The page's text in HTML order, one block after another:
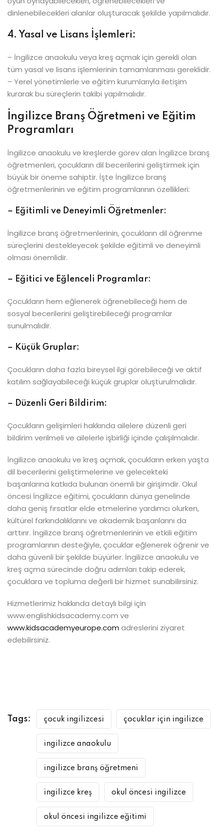
dinlenebilecekleri alanlar oluşturacak şekilde yapılmalıdır.
4. Yasal ve Lisans İşlemleri:
– İngilizce anaokulu veya kreş açmak için gerekli olan
tüm yasal ve lisans işlemlerinin tamamlanması gereklidir.
– Yerel yönetimlerle ve eğitim kurumlarıyla iletişim
kurarak bu süreçlerin takibi yapılmalıdır.
İngilizce Branş Öğretmeni ve Eğitim
Programları
İngilizce anaokulu ve kreşlerde görev alan İngilizce branş
öğretmenleri, çocukların dil becerilerini geliştirmek için
büyük bir öneme sahiptir. İşte İngilizce branş
öğretmenlerinin ve eğitim programlarının özellikleri:
– Eğitimli ve Deneyimli Öğretmenler:
İngilizce branş öğretmenlerinin, çocukların dil öğrenme
süreçlerini destekleyecek şekilde eğitimli ve deneyimli
olması önemlidir.
– Eğitici ve Eğlenceli Programlar:
Çocukların hem eğlenerek öğrenebileceği hem de
sosyal becerilerini geliştirebileceği programlar
sunulmalıdır.
– Küçük Gruplar:
Çocukların daha fazla bireysel ilgi görebileceği ve aktif
katılım sağlayabileceği küçük gruplar oluşturulmalıdır.
– Düzenli Geri Bildirim:
Çocukların gelişimleri hakkında ailelere düzenli geri
bildirim verilmeli ve ailelerle işbirliği içinde çalışılmalıdır.
İngilizce anaokulu ve kreş açmak, çocukların erken yaşta
dil becerilerini geliştirmelerine ve gelecekteki
başarılarına katkıda bulunan önemli bir girişimdir. Okul
öncesi İngilizce eğitimi, çocukların dünya genelinde
daha geniş fırsatlar elde etmelerine yardımcı olurken,
kültürel farkındalıklarını ve akademik başarılarını da
arttırır. İngilizce branş öğretmenlerinin ve etkili eğitim
programlarının desteğiyle, çocuklar eğlenerek öğrenir ve
daha güvenli bir şekilde büyürler. İngilizce anaokulu ve
kreş açma sürecinde doğru adımları takip ederek,
çocuklara ve topluma değerli bir hizmet sunabilirsiniz.
Hizmetlerimiz hakkında detaylı bilgi için
www.englishkidsacademy.com ve
www.kidsacademyeurope.com adreslerini ziyaret
edebilirsiniz.
Tags: çocuk ingilizcesi çocuklar için ingilizce
ingilizce anaokulu
ingilizce branş öğretmeni
ingilizce kreş okul öncesi ingilizce
okul öncesi ingilizce eğitimi